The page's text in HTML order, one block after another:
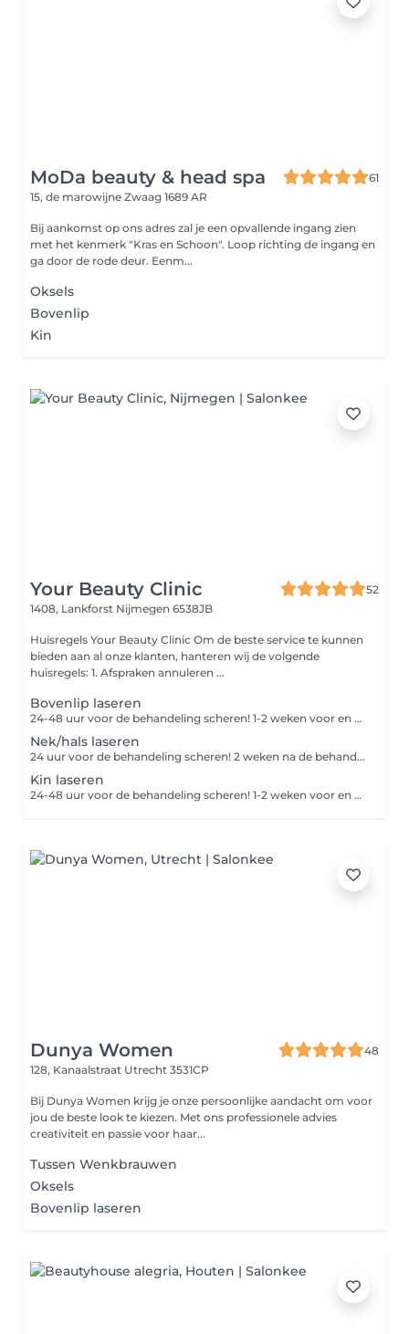
MoDa beauty & head spa
61
15, de marowijne Zwaag 1689 AR
Bij aankomst op ons adres zal je een opvallende ingang zien
met het kenmerk "Kras en Schoon". Loop richting de ingang en
ga door de rode deur. Eenm...
Oksels
Bovenlip
Kin
Your Beauty Clinic
52
1408, Lankforst Nijmegen 6538JB
Huisregels Your Beauty Clinic Om de beste service te kunnen
bieden aan al onze klanten, hanteren wij de volgende
huisregels: 1. Afspraken annuleren ...
Bovenlip laseren
24-48 uur voor de behandeling scheren! 1-2 weken voor en na de behandeling geen zon, zonnebank of bruiningscrème gebruiken
Nek/hals laseren
24 uur voor de behandeling scheren! 2 weken na de behandeling geen zon, zonnebank of bruiningscrème gebruiken
Kin laseren
24-48 uur voor de behandeling scheren! 1-2 weken voor en na de behandeling geen zon, zonnebank of bruiningscrème gebruiken
Dunya Women
48
128, Kanaalstraat Utrecht 3531CP
Bij Dunya Women krijg je onze persoonlijke aandacht om voor
jou de beste look te kiezen. Met ons professionele advies
creativiteit en passie voor haar...
Tussen Wenkbrauwen
Oksels
Bovenlip laseren